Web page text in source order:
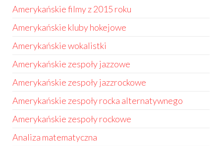
Amerykańskie filmy z 2015 roku
Amerykańskie kluby hokejowe
Amerykańskie wokalistki
Amerykańskie zespoły jazzowe
Amerykańskie zespoły jazzrockowe
Amerykańskie zespoły rocka alternatywnego
Amerykańskie zespoły rockowe
Analiza matematyczna